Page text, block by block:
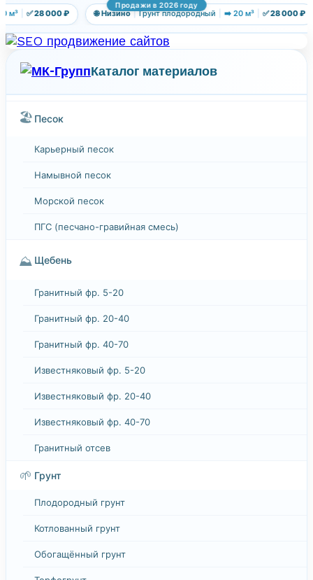
Продажи в 2026 году
м³ | ✅ 28 000 ₽ 🌐 Низино | Грунт плодородный | ➡️ 20 м³ | ✅ 28 000 ₽
Каталог материалов
🏖️ Песок
Карьерный песок
Намывной песок
Морской песок
ПГС (песчано-гравийная смесь)
⛰️ Щебень
Гранитный фр. 5-20
Гранитный фр. 20-40
Гранитный фр. 40-70
Известняковый фр. 5-20
Известняковый фр. 20-40
Известняковый фр. 40-70
Гранитный отсев
🌱 Грунт
Плодородный грунт
Котлованный грунт
Обогащённый грунт